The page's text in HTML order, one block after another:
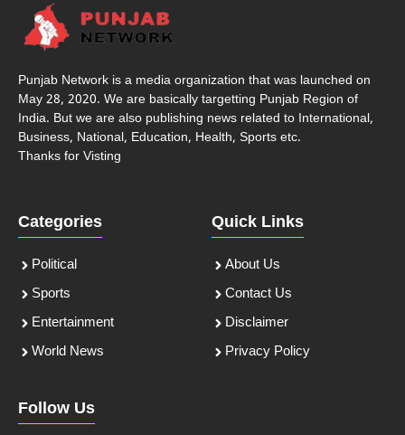
Punjab Network is a media organization that was launched on
May 28, 2020. We are basically targetting Punjab Region of
India. But we are also publishing news related to International,
Business, National, Education, Health, Sports etc.
Thanks for Visting
Categories
Political
Sports
Entertainment
World News
Quick Links
About Us
Contact Us
Disclaimer
Privacy Policy
Follow Us